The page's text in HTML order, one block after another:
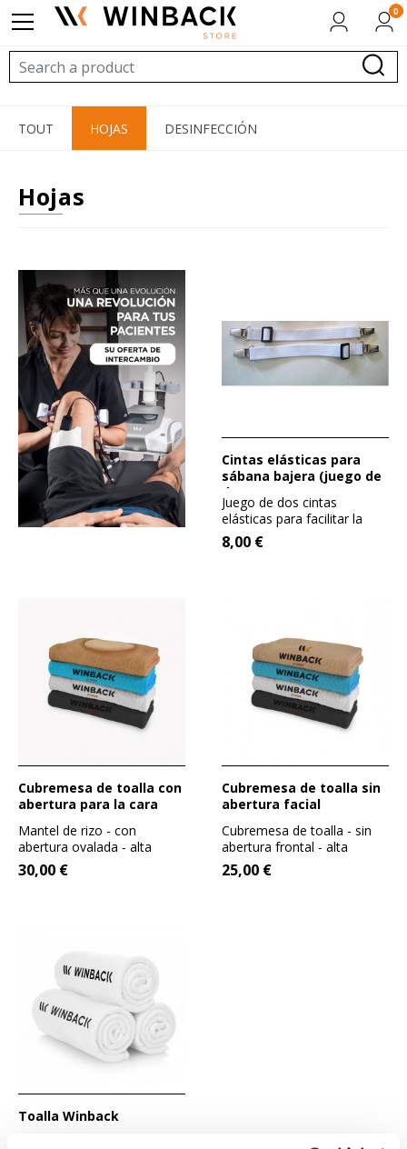
TOUT HOJAS DESINFECCIÓN
hojas
Cintas elásticas para
sábana bajera (juego de
dos)
Juego de dos cintas
elásticas para facilitar la
colocación de sábanas
bajeras.
8,00 €
Cubremesa de toalla con
abertura para la cara
Mantel de rizo - con
abertura ovalada - alta
calidad - 7 colores a elegir
:...
30,00 €
Cubremesa de toalla sin
abertura facial
Cubremesa de toalla - sin
abertura frontal - alta
calidad - 7 colores a...
25,00 €
Toalla Winback
0